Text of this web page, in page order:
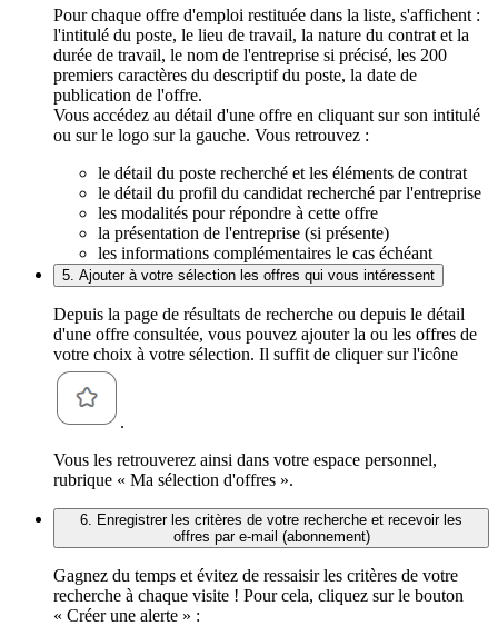
Pour chaque offre d'emploi restituée dans la liste, s'affichent :
l'intitulé du poste, le lieu de travail, la nature du contrat et la
durée de travail, le nom de l'entreprise si précisé, les 200
premiers caractères du descriptif du poste, la date de
publication de l'offre.
Vous accédez au détail d'une offre en cliquant sur son intitulé
ou sur le logo sur la gauche. Vous retrouvez :
le détail du poste recherché et les éléments de contrat
le détail du profil du candidat recherché par l'entreprise
les modalités pour répondre à cette offre
la présentation de l'entreprise (si présente)
les informations complémentaires le cas échéant
5. Ajouter à votre sélection les offres qui vous intéressent
Depuis la page de résultats de recherche ou depuis le détail
d'une offre consultée, vous pouvez ajouter la ou les offres de
votre choix à votre sélection. Il suffit de cliquer sur l'icône
.
Vous les retrouverez ainsi dans votre espace personnel,
rubrique « Ma sélection d'offres ».
6. Enregistrer les critères de votre recherche et recevoir les
offres par e-mail (abonnement)
Gagnez du temps et évitez de ressaisir les critères de votre
recherche à chaque visite ! Pour cela, cliquez sur le bouton
« Créer une alerte » :